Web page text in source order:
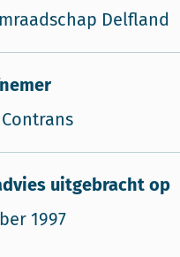
Delfland
uitgebracht op
1997